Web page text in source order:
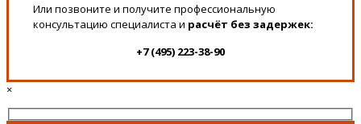
Или позвоните и получите профессиональную
консультацию специалиста и расчёт без задержек:
+7 (495) 223-38-90
×